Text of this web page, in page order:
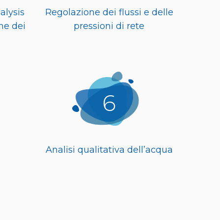
dei
Regolazione dei flussi e delle
pressioni di rete
6
Analisi qualitativa dell’acqua